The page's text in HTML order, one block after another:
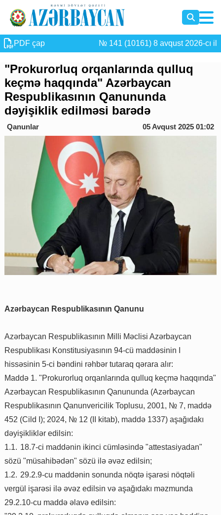
PDF çap № 141 (10161) 8 avqust 2026-cı il
"Prokurorluq orqanlarında qulluq
keçmə haqqında" Azərbaycan
Respublikasının Qanununda
dəyişiklik edilməsi barədə
Qanunlar 05 Avqust 2025 01:02
Azərbaycan Respublikasının Qanunu
Azərbaycan Respublikasının Milli Məclisi Azərbaycan
Respublikası Konstitusiyasının 94-cü maddəsinin I
hissəsinin 5-ci bəndini rəhbər tutaraq qərara alır:
Maddə 1. "Prokurorluq orqanlarında qulluq keçmə haqqında"
Azərbaycan Respublikasının Qanununda (Azərbaycan
Respublikasının Qanunvericilik Toplusu, 2001, № 7, maddə
452 (Cild I); 2024, № 12 (II kitab), maddə 1337) aşağıdakı
dəyişikliklər edilsin:
1.1. 18.7-ci maddənin ikinci cümləsində "attestasiyadan"
sözü "müsahibədən" sözü ilə əvəz edilsin;
1.2. 29.2.9-cu maddənin sonunda nöqtə işarəsi nöqtəli
vergül işarəsi ilə əvəz edilsin və aşağıdakı məzmunda
29.2.10-cu maddə əlavə edilsin: